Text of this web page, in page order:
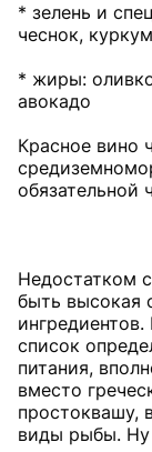
* зелень и
чеснок,
* жиры:
авокадо
Красное вино
обязательной
Недостатком
быть высокая
список
питания,
вместо
простоквашу,
виды рыбы. Ну